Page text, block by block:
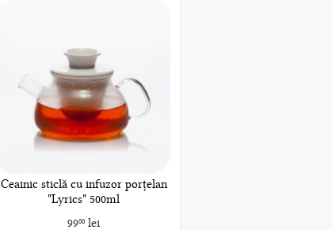
Ceainic sticlă cu infuzor porțelan
"Lyrics" 500ml
9900lei